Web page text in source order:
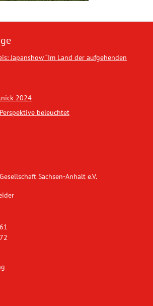
Japanshow “Im Land der aufgehenden
2024
beleuchtet
Sachsen-Anhalt e.V.